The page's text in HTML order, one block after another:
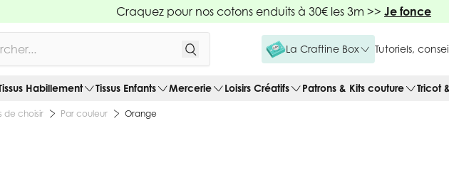
Craquez pour nos cotons enduits à 30€ les 3m >> Je fonce
La Craftine Box Tutoriels,
Habillement Tissus Enfants Mercerie Loisirs Créatifs Patrons & Kits couture Tricot
de choisir Par couleur Orange